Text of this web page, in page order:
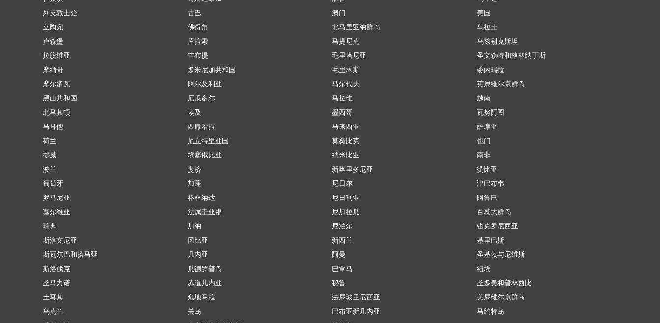
列支敦士登
立陶宛
卢森堡
拉脱维亚
摩纳哥
摩尔多瓦
黑山共和国
北马其顿
马耳他
荷兰
挪威
波兰
葡萄牙
罗马尼亚
塞尔维亚
瑞典
斯洛文尼亚
斯瓦尔巴和扬马延
斯洛伐克
圣马力诺
土耳其
乌克兰
古巴
佛得角
库拉索
吉布提
多米尼加共和国
阿尔及利亚
厄瓜多尔
埃及
西撒哈拉
厄立特里亚国
埃塞俄比亚
斐济
加蓬
格林纳达
法属圭亚那
加纳
冈比亚
几内亚
瓜德罗普岛
赤道几内亚
危地马拉
关岛
澳门
北马里亚纳群岛
马提尼克
毛里塔尼亚
毛里求斯
马尔代夫
马拉维
墨西哥
马来西亚
莫桑比克
纳米比亚
新喀里多尼亚
尼日尔
尼日利亚
尼加拉瓜
尼泊尔
新西兰
阿曼
巴拿马
秘鲁
法属玻里尼西亚
巴布亚新几内亚
美国
乌拉圭
乌兹别克斯坦
圣文森特和格林纳丁斯
委内瑞拉
英属维尔京群岛
越南
瓦努阿图
萨摩亚
也门
南非
赞比亚
津巴布韦
阿鲁巴
百慕大群岛
密克罗尼西亚
基里巴斯
圣基茨与尼维斯
紐埃
圣多美和普林西比
美属维尔京群岛
马约特岛